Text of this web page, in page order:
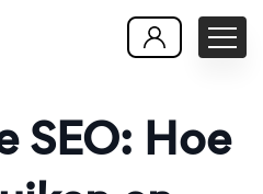
SEO: Hoe